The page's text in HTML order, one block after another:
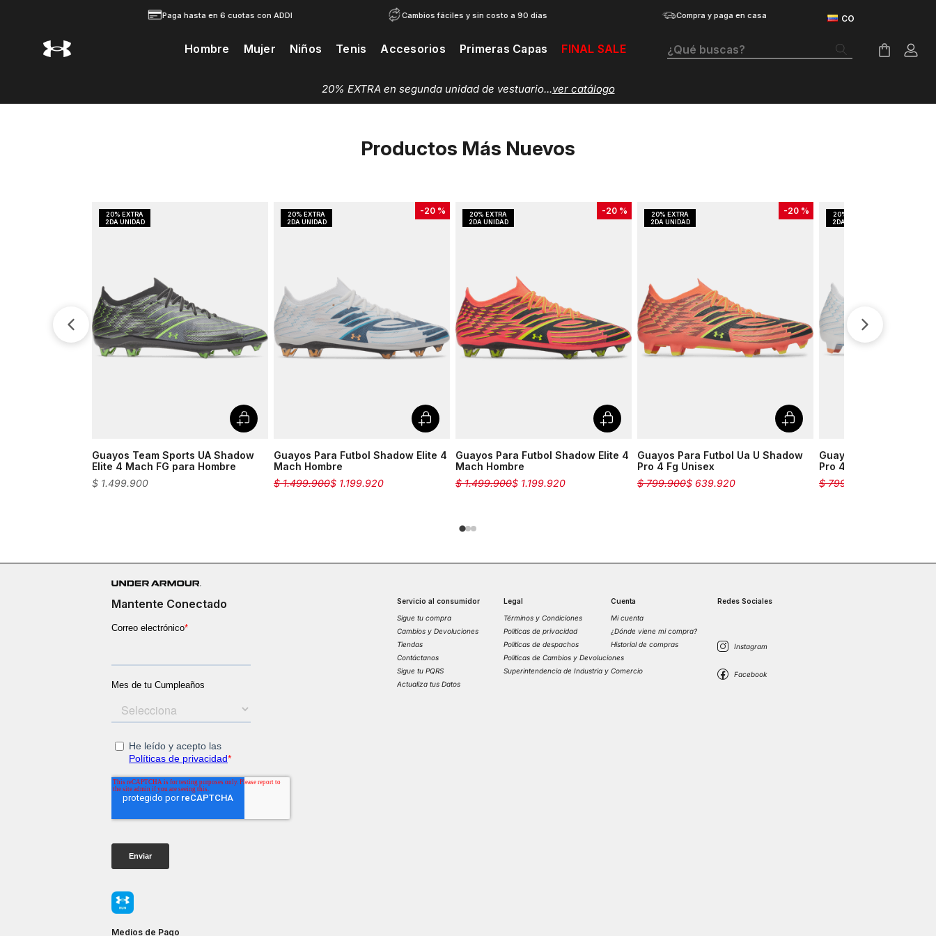
Paga hasta en 6 cuotas con ADDI Cambios fáciles y sin costo a 90 días Compra y paga en casa
Hombre Mujer Niños Tenis Accesorios Primeras Capas FINAL SALE ¿Qué buscas?
20% EXTRA en segunda unidad de vestuario...ver catálogo
Productos Más Nuevos
Guayos Team Sports UA Shadow
Elite 4 Mach FG para Hombre
$ 1.499.900
-20 %
Guayos Para Futbol Shadow Elite 4
Mach Hombre
$ 1.199.920
$ 1.499.900
-20 %
Guayos Para Futbol Shadow Elite 4
Mach Hombre
$ 1.199.920
$ 1.499.900
-20 %
Guayos Para Futbol Ua U Shadow
Pro 4 Fg Unisex
$ 639.920
$ 799.900
Guayos Para Futbol Ua
Pro 4 Fg Unisex
$ 799
Mantente Conectado
Medios de Pago
Servicio al consumidor
Sigue tu compra
Cambios y Devoluciones
Tiendas
Contáctanos
Sigue tu PQRS
Actualiza tus Datos
Legal
Términos y Condiciones
Políticas de privacidad
Políticas de despachos
Políticas de Cambios y Devoluciones
Superintendencia de Industria y Comercio
Cuenta
Mi cuenta
¿Dónde viene mi compra?
Historial de compras
Redes Sociales
Botas
Guayos
Basketball
Velociti
Medias